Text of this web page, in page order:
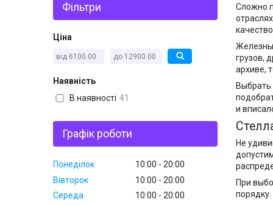
Сложно
грузов,
архиве,
Выбрать
и
Не
При
порядку.
Фільтри
Ціна
Наявність
В наявності 41
Графік роботи
Понеділок 10:00
20:00
Вівторок
10:00
20:00
Середа
10:00
20:00